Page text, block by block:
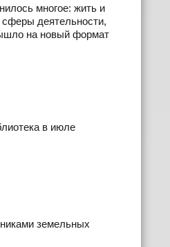
многое: жить и
сферы деятельности,
на новый формат
в июле
земельных